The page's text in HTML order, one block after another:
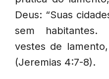
Deus: “Suas
sem habitantes.
vestes de
(Jeremias 4:7-8).